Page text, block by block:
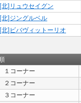
[北]リュウセイグン
[北]ジングルベル
[北]ビバヴィットーリオ
１コーナー
２コーナー
３コーナー